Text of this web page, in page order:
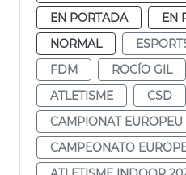
EN PORTADA
EN
NORMAL
FDM
ROCÍO GIL
ATLETISME
CSD
CAMPIONAT EUROPEU
CAMPEONATO